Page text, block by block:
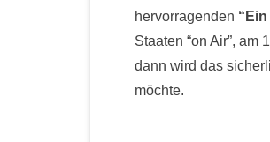
hervorragenden
Staaten “on Air”,
dann wird das
möchte.